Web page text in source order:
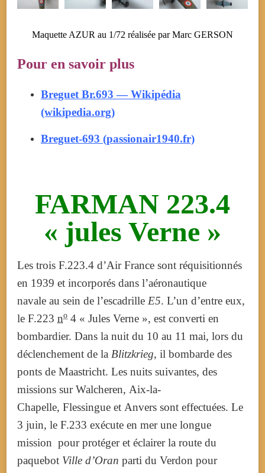
Maquette AZUR au 1/72 réalisée par Marc GERSON
Pour en savoir plus
Breguet Br.693 — Wikipédia
(wikipedia.org)
Breguet-693 (passionair1940.fr)
FARMAN 223.4
« jules Verne »
Les trois F.223.4 d’Air France sont réquisitionnés
en 1939 et incorporés dans l’aéronautique
navale au sein de l’escadrille E5. L’un d’entre eux,
le F.223 no 4 « Jules Verne », est converti en
bombardier. Dans la nuit du 10 au 11 mai, lors du
déclenchement de la Blitzkrieg, il bombarde des
ponts de Maastricht. Les nuits suivantes, des
missions sur Walcheren, Aix-la-
Chapelle, Flessingue et Anvers sont effectuées. Le
3 juin, le F.233 exécute en mer une longue
mission pour protéger et éclairer la route du
paquebot Ville d’Oran parti du Verdon pour